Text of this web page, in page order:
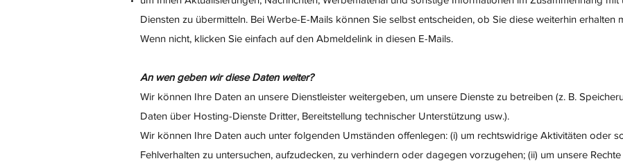
Diensten zu übermitteln. Bei Werbe-E-Mails können Sie selbst entscheiden, ob Sie diese weiterhin erhalten
Wenn nicht, klicken Sie einfach auf den Abmeldelink in diesen E-Mails.
An wen geben wir diese Daten weiter?
Wir können Ihre Daten an unsere Dienstleister weitergeben, um unsere Dienste zu betreiben (z. B.
Daten über Hosting-Dienste Dritter, Bereitstellung technischer Unterstützung usw.).
Wir können Ihre Daten auch unter folgenden Umständen offenlegen: (i) um rechtswidrige Aktivitäten oder
Fehlverhalten zu untersuchen, aufzudecken, zu verhindern oder dagegen vorzugehen; (ii) um unsere Rechte